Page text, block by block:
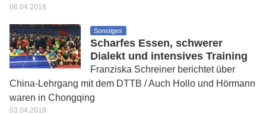
06.04.2018
Sonstiges
Scharfes Essen, schwerer
Dialekt und intensives Training
Franziska Schreiner berichtet über
China-Lehrgang mit dem DTTB / Auch Hollo und Hörmann
waren in Chongqing
03.04.2018